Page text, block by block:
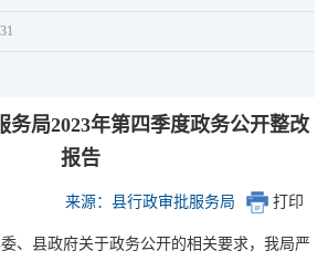
务局2023年第四季度政务公开整改
报告
来源：县行政审批服务局 打印
、县政府关于政务公开的相关要求，我局严